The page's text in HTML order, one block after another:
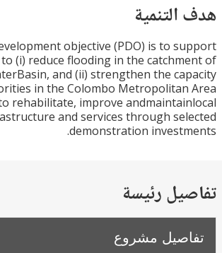
development objective (PDO) is to
to (i) reduce flooding in the
WaterBasin, and (ii) strengthen the
authorities in the Colombo
to rehabilitate, improve
infrastructure and services through
demonstration
رئيسة
مشروع